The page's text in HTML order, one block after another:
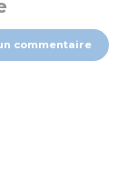
commentaire